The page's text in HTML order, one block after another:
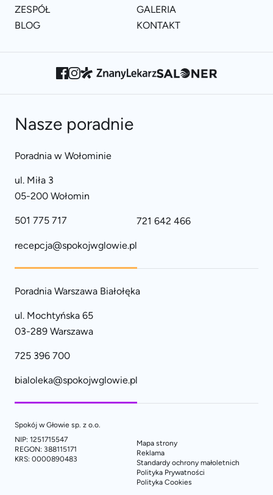
ZESPÓŁ
GALERIA
BLOG
KONTAKT
Nasze poradnie
Poradnia w Wołominie
ul. Miła 3
05-200 Wołomin
501 775 717 721 642 466
recepcja@spokojwglowie.pl
Poradnia Warszawa Białołęka
ul. Mochtyńska 65
03-289 Warszawa
725 396 700
bialoleka@spokojwglowie.pl
Spokój w Głowie sp. z o.o.
NIP: 1251715547
REGON: 388115171
KRS: 0000890483
Mapa strony
Reklama
Standardy ochrony małoletnich
Polityka Prywatności
Polityka Cookies